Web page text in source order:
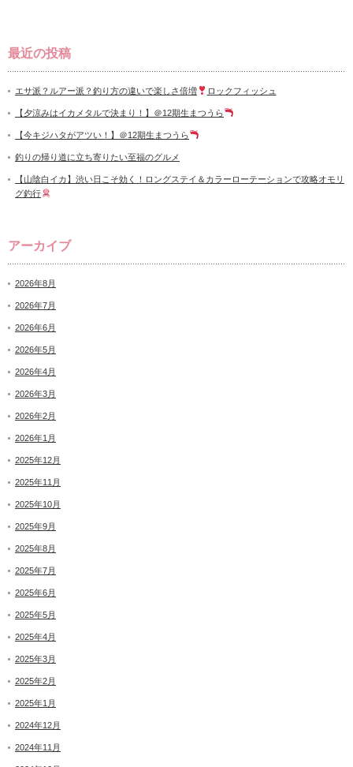
最近の投稿
エサ派？ルアー派？釣り方の違いで楽しさ倍増 ロックフィッシュ
【夕涼みはイカメタルで決まり！】＠12期生まつうら
【今キジハタがアツい！】＠12期生まつうら
釣りの帰り道に立ち寄りたい至福のグルメ
【山陰白イカ】渋い日こそ効く！ロングステイ＆カラーローテーションで攻略オモリ
グ釣行
アーカイブ
2026年8月
2026年7月
2026年6月
2026年5月
2026年4月
2026年3月
2026年2月
2026年1月
2025年12月
2025年11月
2025年10月
2025年9月
2025年8月
2025年7月
2025年6月
2025年5月
2025年4月
2025年3月
2025年2月
2025年1月
2024年12月
2024年11月